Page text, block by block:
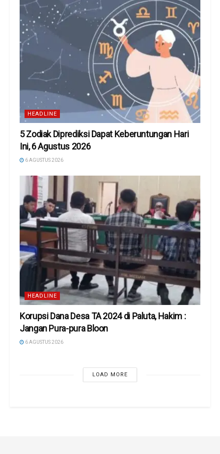
HEADLINE
5 Zodiak Diprediksi Dapat Keberuntungan Hari
Ini, 6 Agustus 2026
6 AGUSTUS 2026
HEADLINE
Korupsi Dana Desa TA 2024 di Paluta, Hakim :
Jangan Pura-pura Bloon
6 AGUSTUS 2026
LOAD MORE